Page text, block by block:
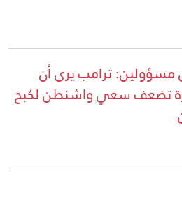
ترامب يرى أن
تضعف سعي واشنطن لكبح